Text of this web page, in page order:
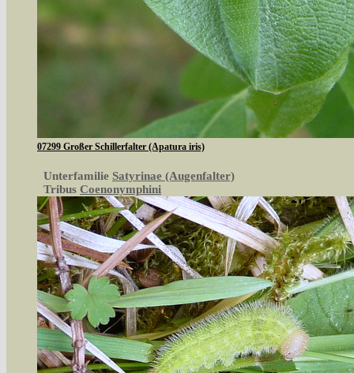
07299 Großer Schillerfalter (Apatura iris)
Unterfamilie Satyrinae (Augenfalter)
Tribus Coenonymphini